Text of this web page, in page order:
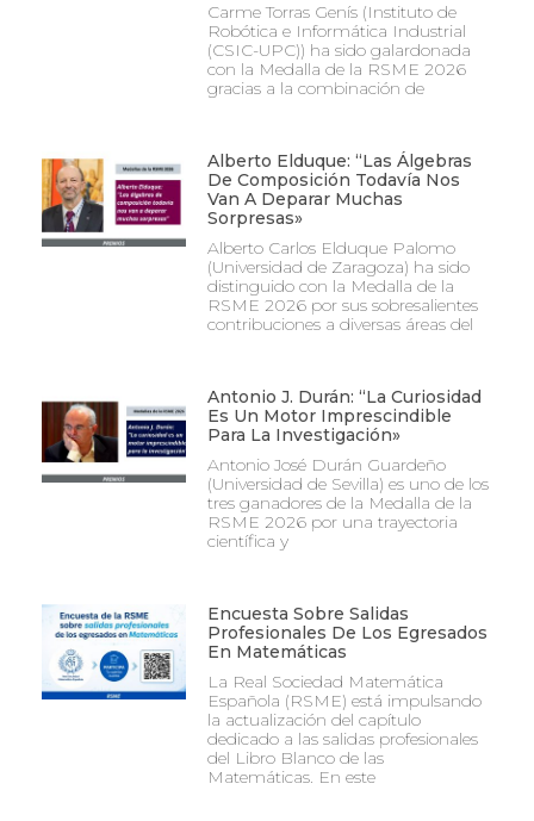
Carme Torras Genís (Instituto de
Robótica e Informática Industrial
(CSIC-UPC)) ha sido galardonada
con la Medalla de la RSME 2026
gracias a la combinación de
Alberto Elduque: “Las Álgebras
De Composición Todavía Nos
Van A Deparar Muchas
Sorpresas»
Alberto Carlos Elduque Palomo
(Universidad de Zaragoza) ha sido
distinguido con la Medalla de la
RSME 2026 por sus sobresalientes
contribuciones a diversas áreas del
Antonio J. Durán: “La Curiosidad
Es Un Motor Imprescindible
Para La Investigación»
Antonio José Durán Guardeño
(Universidad de Sevilla) es uno de los
tres ganadores de la Medalla de la
RSME 2026 por una trayectoria
científica y
Encuesta Sobre Salidas
Profesionales De Los Egresados
En Matemáticas
La Real Sociedad Matemática
Española (RSME) está impulsando
la actualización del capítulo
dedicado a las salidas profesionales
del Libro Blanco de las
Matemáticas. En este